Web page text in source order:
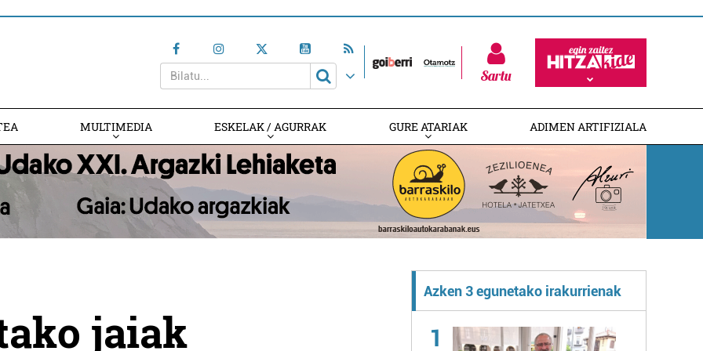
Sartu
MULTIMEDIA ESKELAK / AGURRAK GURE ATARIAK ADIMEN ARTIFIZIALA
jaiak
Azken 3 egunetako irakurrienak
1